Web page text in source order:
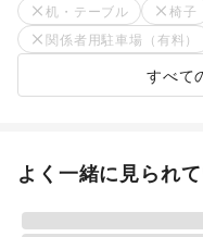
机・テーブル
椅子
関係者用駐車場（有料）
すべて
よく一緒に見られ